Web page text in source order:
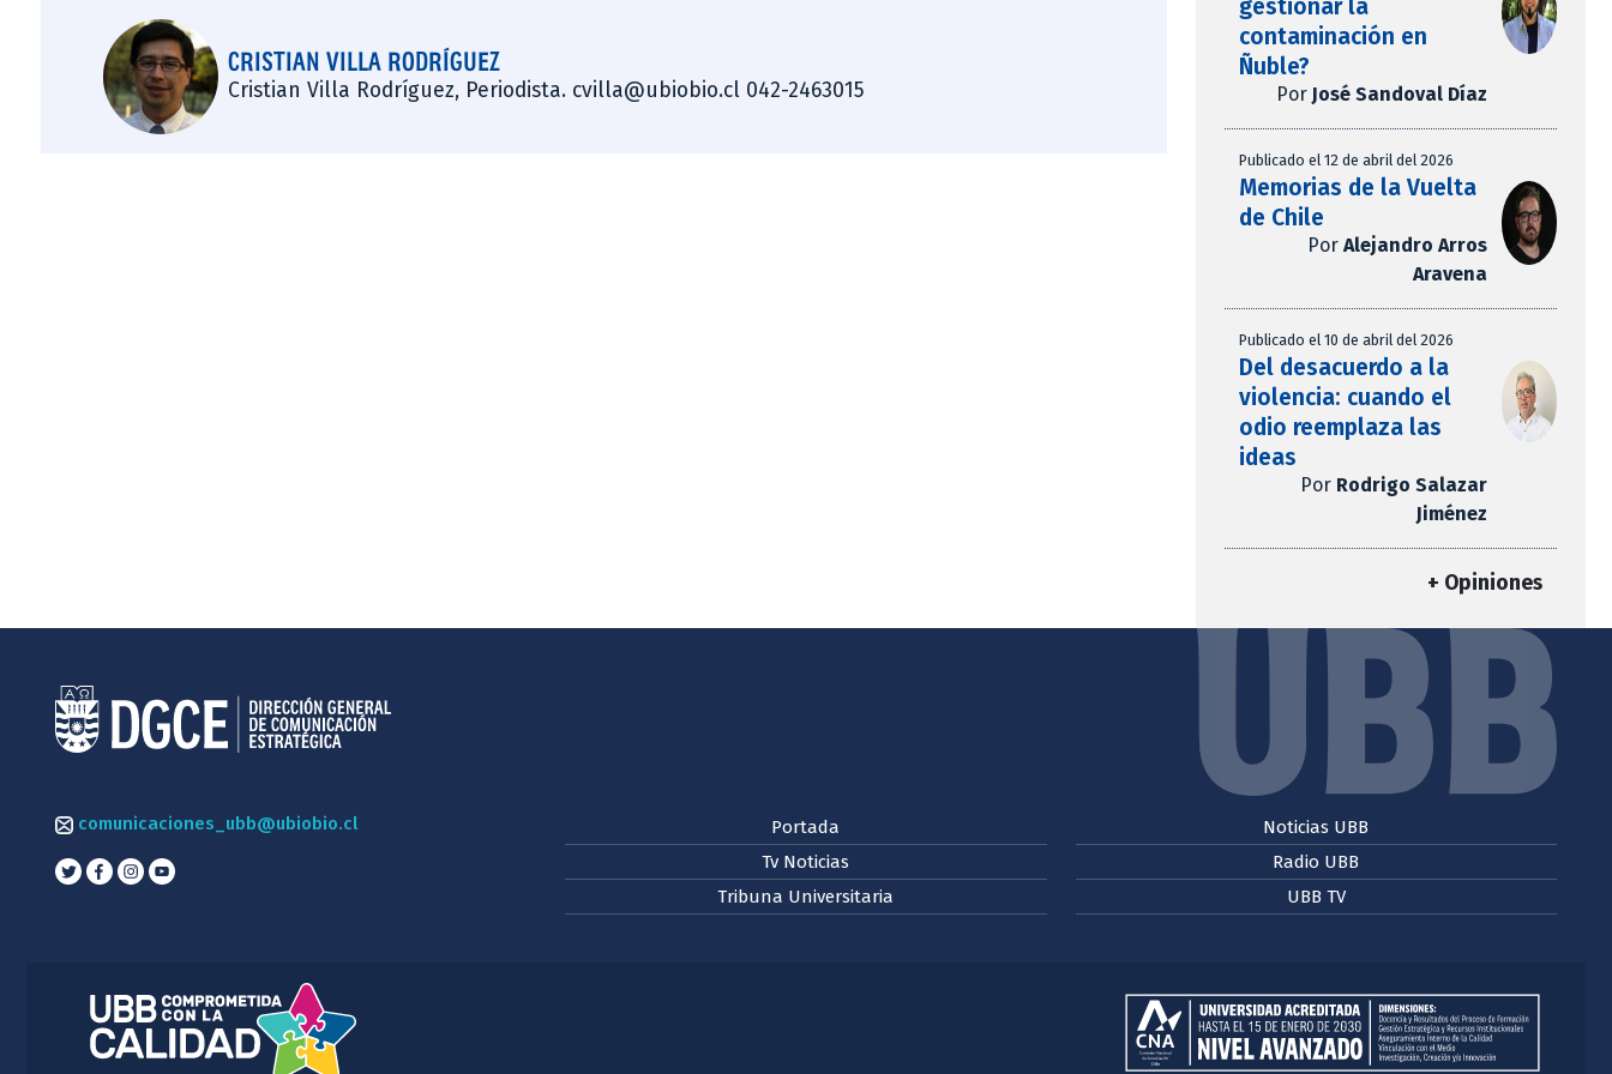
CRISTIAN VILLA RODRÍGUEZ
Cristian Villa Rodríguez, Periodista. cvilla@ubiobio.cl 042-2463015
gestionar la
contaminación en
Ñuble?
Por José Sandoval Díaz
Publicado el 12 de abril del 2026
Memorias de la Vuelta
de Chile
Por Alejandro Arros
Aravena
Publicado el 10 de abril del 2026
Del desacuerdo a la
violencia: cuando el
odio reemplaza las
ideas
Por Rodrigo Salazar
Jiménez
+ Opiniones
comunicaciones_ubb@ubiobio.cl
Portada
Tv Noticias
Tribuna Universitaria
Noticias UBB
Radio UBB
UBB TV